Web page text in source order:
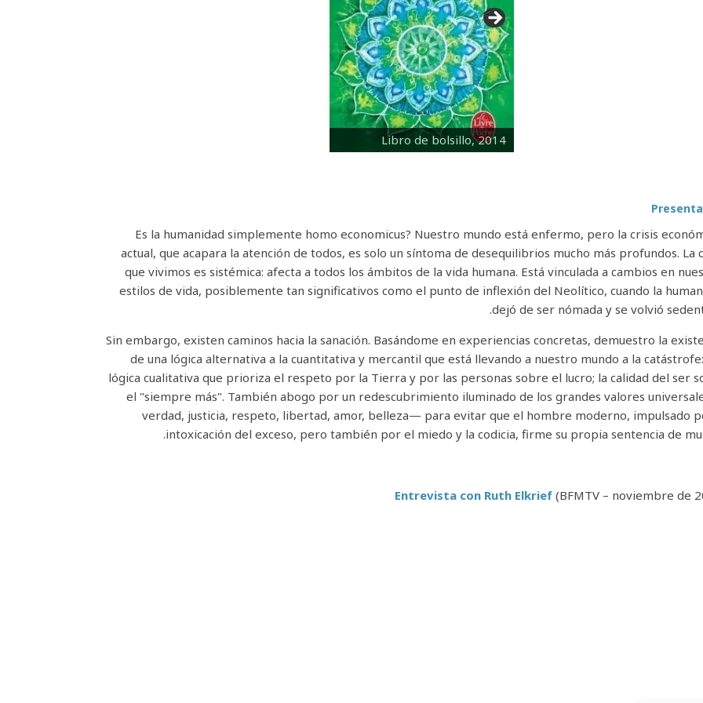
Libro de bolsillo, 2014
>
¿Es la humanidad simplemente homo economicus? Nuestro mundo está enfermo, pero la crisis
actual, que acapara la atención de todos, es solo un síntoma de desequilibrios mucho más profundos. La
que vivimos es sistémica: afecta a todos los ámbitos de la vida humana. Está vinculada a cambios en
estilos de vida, posiblemente tan significativos como el punto de inflexión del Neolítico, cuando la
dejó de ser nómada y se volvió
Sin embargo, existen caminos hacia la sanación. Basándome en experiencias concretas, demuestro la
de una lógica alternativa a la cuantitativa y mercantil que está llevando a nuestro mundo a la
lógica cualitativa que prioriza el respeto por la Tierra y por las personas sobre el lucro; la calidad del ser
el "siempre más". También abogo por un redescubrimiento iluminado de los grandes valores
verdad, justicia, respeto, libertad, amor, belleza— para evitar que el hombre moderno, impulsado
intoxicación del exceso, pero también por el miedo y la codicia, firme su propia sentencia de
Entrevista con Ruth Elkrief (BFMTV – noviembre de